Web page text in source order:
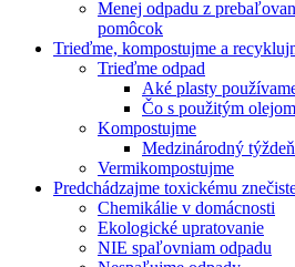
Menej odpadu z
pomôcok
Trieďme, kompostujme a
Trieďme odpad
Aké plasty
Čo s použitým
Kompostujme
Medzinárodný
Vermikompostujme
Predchádzajme toxickému
Chemikálie v domácnosti
Ekologické upratovanie
NIE spaľovniam odpadu